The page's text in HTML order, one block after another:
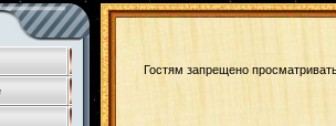
Гостям запрещено